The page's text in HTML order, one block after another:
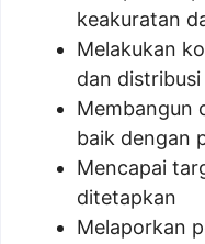
keakuratan
Melakukan
dan distribusi
Membangun
baik dengan
Mencapai
ditetapkan
Melaporkan